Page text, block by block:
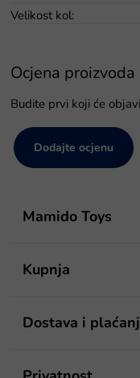
Velikost kol:
Ocjena proizvoda
Budite prvi koji će
Dodajte ocjenu
Mamido Toys
Kupnja
Dostava i